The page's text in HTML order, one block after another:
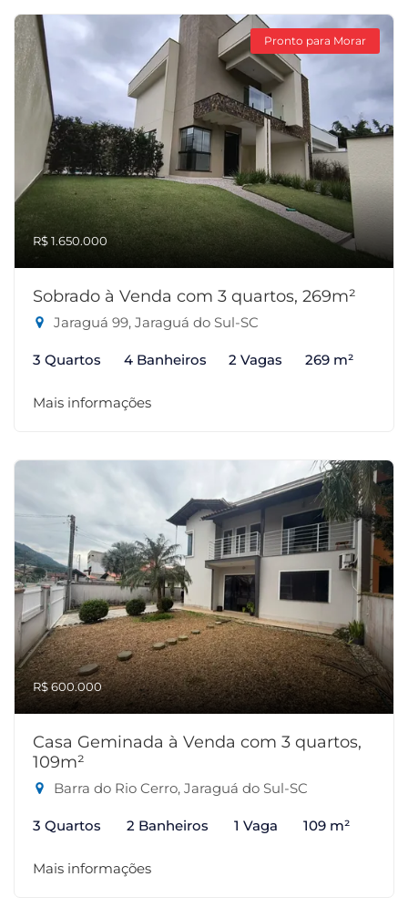
Pronto para Morar
R$ 1.650.000
Sobrado à Venda com 3 quartos, 269m²
Jaraguá 99, Jaraguá do Sul-SC
3 Quartos 4 Banheiros 2 Vagas 269 m²
Mais informações
R$ 600.000
Casa Geminada à Venda com 3 quartos,
109m²
Barra do Rio Cerro, Jaraguá do Sul-SC
3 Quartos 2 Banheiros 1 Vaga 109 m²
Mais informações